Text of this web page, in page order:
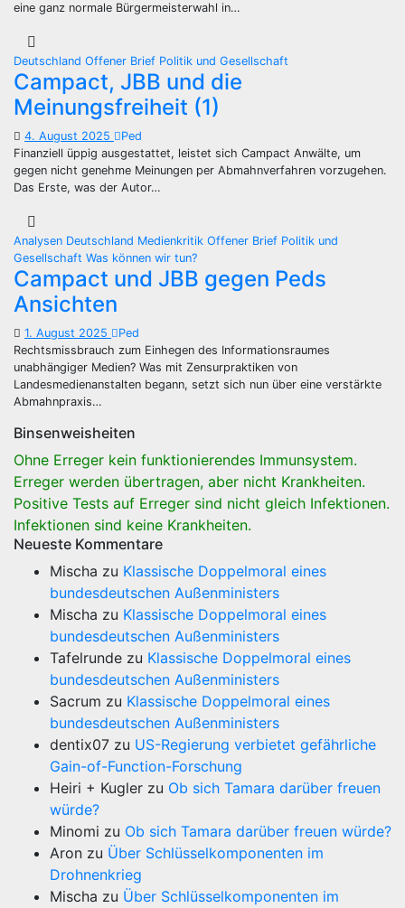
eine ganz normale Bürgermeisterwahl in…
Deutschland Offener Brief Politik und Gesellschaft
Campact, JBB und die
Meinungsfreiheit (1)
4. August 2025
Ped
Finanziell üppig ausgestattet, leistet sich Campact Anwälte, um
gegen nicht genehme Meinungen per Abmahnverfahren vorzugehen.
Das Erste, was der Autor…
Analysen Deutschland Medienkritik Offener Brief Politik und
Gesellschaft Was können wir tun?
Campact und JBB gegen Peds
Ansichten
1. August 2025
Ped
Rechtsmissbrauch zum Einhegen des Informationsraumes
unabhängiger Medien? Was mit Zensurpraktiken von
Landesmedienanstalten begann, setzt sich nun über eine verstärkte
Abmahnpraxis…
Binsenweisheiten
Ohne Erreger kein funktionierendes Immunsystem.
Erreger werden übertragen, aber nicht Krankheiten.
Positive Tests auf Erreger sind nicht gleich Infektionen.
Infektionen sind keine Krankheiten.
Neueste Kommentare
Mischa zu Klassische Doppelmoral eines
bundesdeutschen Außenministers
Mischa zu Klassische Doppelmoral eines
bundesdeutschen Außenministers
Tafelrunde zu Klassische Doppelmoral eines
bundesdeutschen Außenministers
Sacrum zu Klassische Doppelmoral eines
bundesdeutschen Außenministers
dentix07 zu US-Regierung verbietet gefährliche
Gain-of-Function-Forschung
Heiri + Kugler zu Ob sich Tamara darüber freuen
würde?
Minomi zu Ob sich Tamara darüber freuen würde?
Aron zu Über Schlüsselkomponenten im
Drohnenkrieg
Mischa zu Über Schlüsselkomponenten im